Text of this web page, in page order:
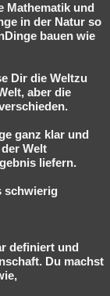
Mathematik und
in der Natur so
bauen wie
Dir die Weltzu
aber die
ganz klar und
Welt
liefern.
schwierig
definiert und
Du machst